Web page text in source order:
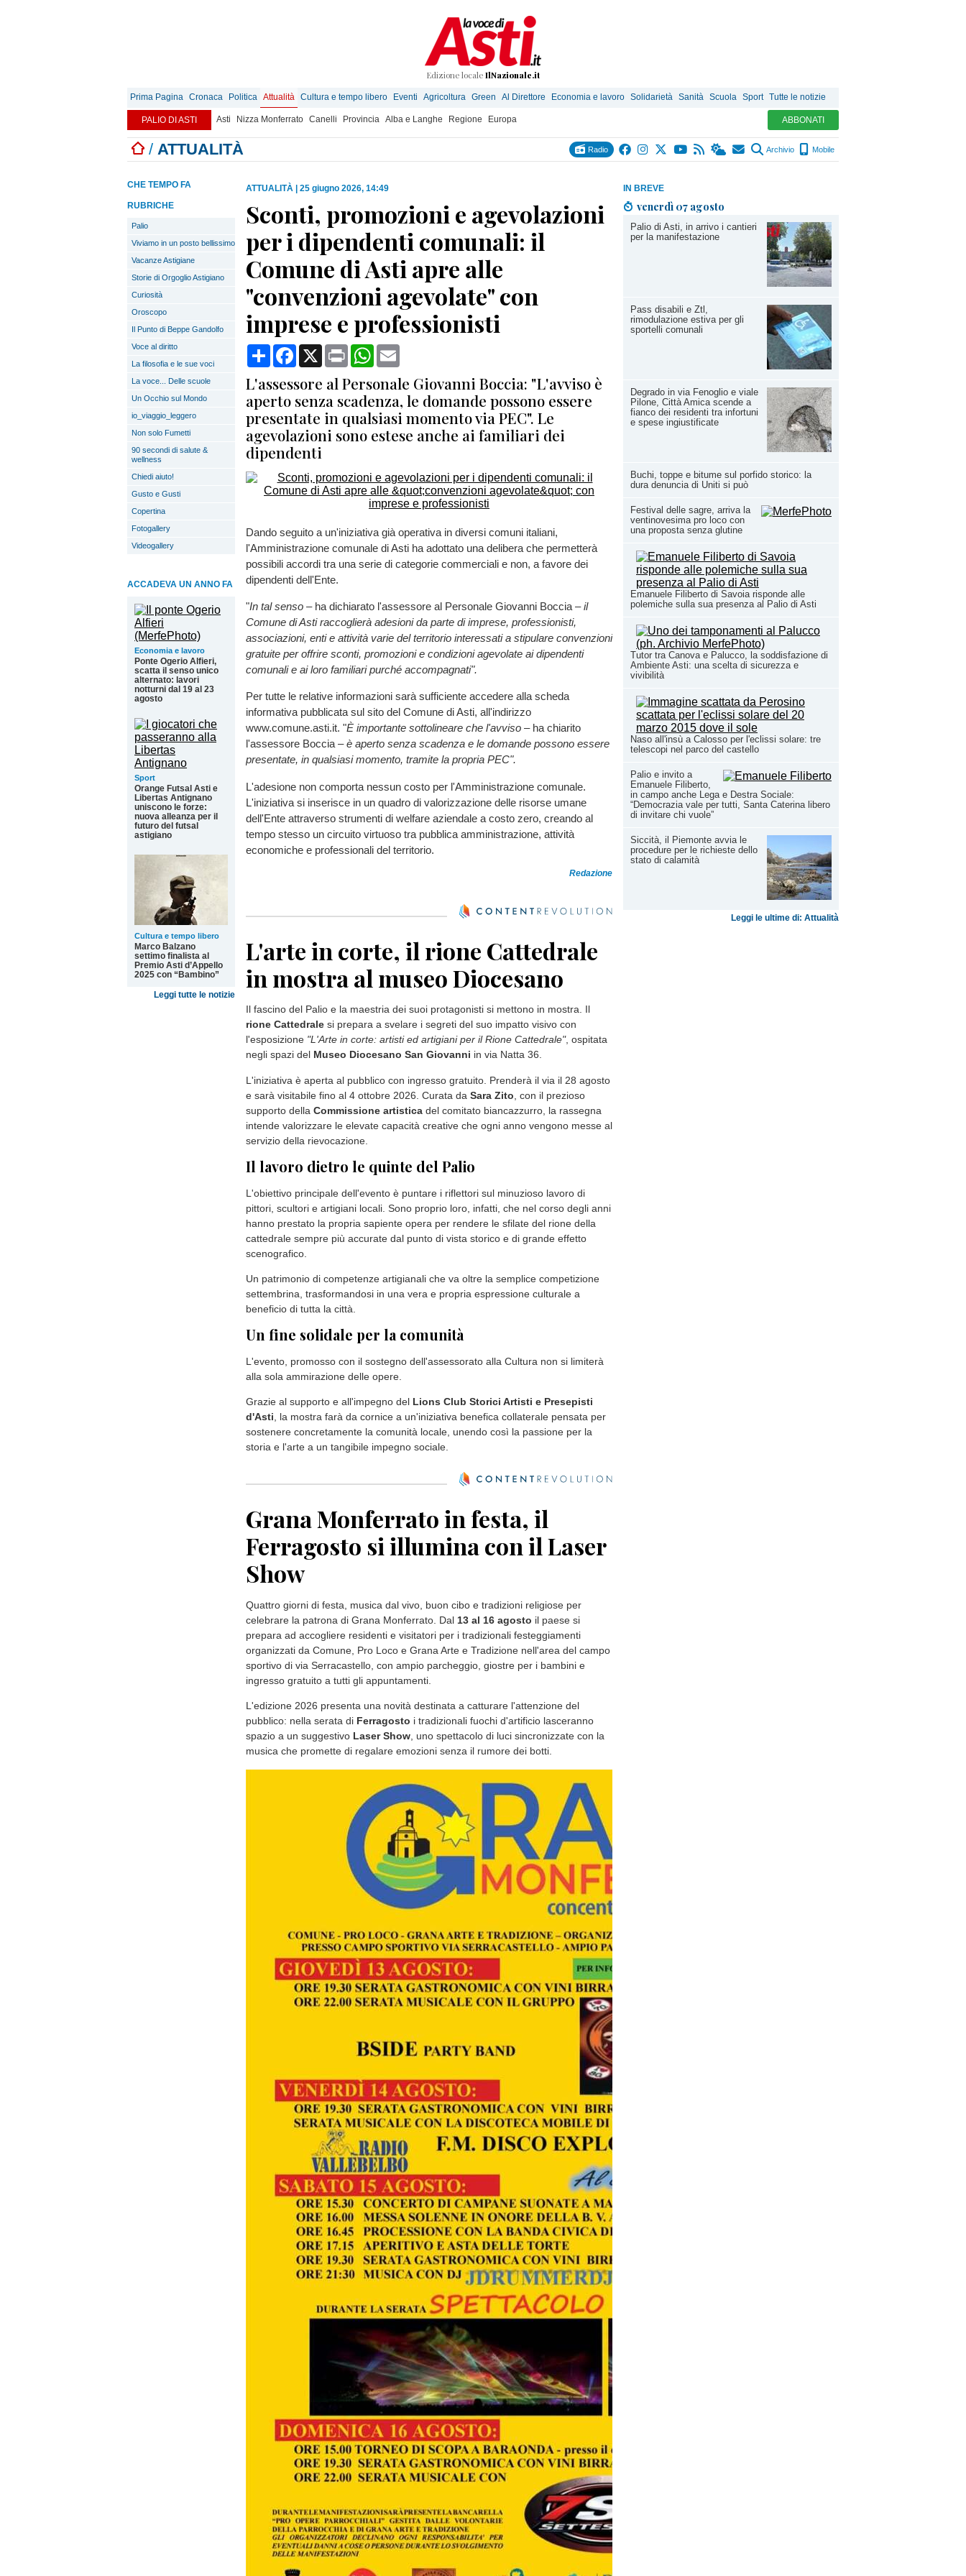
Edizione locale IlNazionale.it
Prima Pagina Cronaca Politica Attualità Cultura e tempo libero Eventi Agricoltura Green Al Direttore Economia e lavoro Solidarietà Sanità Scuola Sport Tutte le notizie
PALIO DI ASTI Asti Nizza Monferrato Canelli Provincia Alba e Langhe Regione Europa ABBONATI
/ ATTUALITÀ Radio Archivio Mobile
IN BREVE
venerdì 07 agosto
Palio di Asti, in arrivo i cantieri
per la manifestazione
Pass disabili e Ztl,
rimodulazione estiva per gli
sportelli comunali
Degrado in via Fenoglio e viale
Pilone, Città Amica scende a
fianco dei residenti tra infortuni
e spese ingiustificate
Buchi, toppe e bitume sul porfido storico: la
dura denuncia di Uniti si può
Festival delle sagre, arriva la
ventinovesima pro loco con
una proposta senza glutine
Emanuele Filiberto di Savoia risponde alle
polemiche sulla sua presenza al Palio di Asti
Tutor tra Canova e Palucco, la soddisfazione di
Ambiente Asti: una scelta di sicurezza e
vivibilità
Naso all'insù a Calosso per l'eclissi solare: tre
telescopi nel parco del castello
Palio e invito a
Emanuele Filiberto,
in campo anche Lega e Destra Sociale:
“Democrazia vale per tutti, Santa Caterina libero
di invitare chi vuole”
Siccità, il Piemonte avvia le
procedure per le richieste dello
stato di calamità
Leggi le ultime di: Attualità
CHE TEMPO FA
RUBRICHE
Palio
Viviamo in un posto bellissimo
Vacanze Astigiane
Storie di Orgoglio Astigiano
Curiosità
Oroscopo
Il Punto di Beppe Gandolfo
Voce al diritto
La filosofia e le sue voci
La voce... Delle scuole
Un Occhio sul Mondo
io_viaggio_leggero
Non solo Fumetti
90 secondi di salute &
wellness
Chiedi aiuto!
Gusto e Gusti
Copertina
Fotogallery
Videogallery
ACCADEVA UN ANNO FA
Economia e lavoro
Ponte Ogerio Alfieri,
scatta il senso unico
alternato: lavori
notturni dal 19 al 23
agosto
Sport
Orange Futsal Asti e
Libertas Antignano
uniscono le forze:
nuova alleanza per il
futuro del futsal
astigiano
Cultura e tempo libero
Marco Balzano
settimo finalista al
Premio Asti d’Appello
2025 con “Bambino”
Leggi tutte le notizie
ATTUALITÀ 25 giugno 2026, 14:49
Sconti, promozioni e agevolazioni
per i dipendenti comunali: il
Comune di Asti apre alle
"convenzioni agevolate" con
imprese e professionisti
CondividiFacebook
X Print WhatsApp
L'assessore al Personale Giovanni Boccia: "L'avviso è
aperto senza scadenza, le domande possono essere
presentate in qualsiasi momento via PEC". Le
agevolazioni sono estese anche ai familiari dei
dipendenti
Dando seguito a un'iniziativa già operativa in diversi comuni italiani,
l'Amministrazione comunale di Asti ha adottato una delibera che permetterà
possibili accordi tra una serie di categorie commerciali e non, a favore dei
dipendenti dell'Ente.
"In tal senso –ha dichiarato l'assessore al Personale Giovanni Boccia –il
Comune di Asti raccoglierà adesioni da parte di imprese, professionisti,
associazioni, enti e attività varie del territorio interessati a stipulare convenzioni
gratuite per offrire sconti, promozioni e condizioni agevolate ai dipendenti
comunali e ai loro familiari purché accompagnati".
Per tutte le relative informazioni sarà sufficiente accedere alla scheda
informativa pubblicata sul sito del Comune di Asti, all'indirizzo
www.comune.asti.it. "È importante sottolineare che l'avviso – ha chiarito
l'assessore Boccia –è aperto senza scadenza e le domande possono essere
presentate, in qualsiasi momento, tramite la propria PEC".
L'adesione non comporta nessun costo per l'Amministrazione comunale.
L'iniziativa si inserisce in un quadro di valorizzazione delle risorse umane
dell'Ente attraverso strumenti di welfare aziendale a costo zero, creando al
tempo stesso un circuito virtuoso tra pubblica amministrazione, attività
economiche e professionali del territorio.
Redazione
L'arte in corte, il rione Cattedrale
in mostra al museo Diocesano
Il fascino del Palio e la maestria dei suoi protagonisti si mettono in mostra. Il
rione Cattedrale si prepara a svelare i segreti del suo impatto visivo con
l'esposizione "L'Arte in corte: artisti ed artigiani per il Rione Cattedrale", ospitata
negli spazi del Museo Diocesano San Giovanni in via Natta 36.
L'iniziativa è aperta al pubblico con ingresso gratuito. Prenderà il via il 28 agosto
e sarà visitabile fino al 4 ottobre 2026. Curata da Sara Zito , con il prezioso
supporto della Commissione artistica del comitato biancazzurro, la rassegna
intende valorizzare le elevate capacità creative che ogni anno vengono messe al
servizio della rievocazione.
Il lavoro dietro le quinte del Palio
L'obiettivo principale dell'evento è puntare i riflettori sul minuzioso lavoro di
pittori, scultori e artigiani locali. Sono proprio loro, infatti, che nel corso degli anni
hanno prestato la propria sapiente opera per rendere le sfilate del rione della
cattedrale sempre più accurate dal punto di vista storico e di grande effetto
scenografico.
Un patrimonio di competenze artigianali che va oltre la semplice competizione
settembrina, trasformandosi in una vera e propria espressione culturale a
beneficio di tutta la città.
Un fine solidale per la comunità
L'evento, promosso con il sostegno dell'assessorato alla Cultura non si limiterà
alla sola ammirazione delle opere.
Grazie al supporto e all'impegno del Lions Club Storici Artisti e Presepisti
d'Asti, la mostra farà da cornice a un'iniziativa benefica collaterale pensata per
sostenere concretamente la comunità locale, unendo così la passione per la
storia e l'arte a un tangibile impegno sociale.
Grana Monferrato in festa, il
Ferragosto si illumina con il Laser
Show
Quattro giorni di festa, musica dal vivo, buon cibo e tradizioni religiose per
celebrare la patrona di Grana Monferrato. Dal 13 al 16 agosto il paese si
prepara ad accogliere residenti e visitatori per i tradizionali festeggiamenti
organizzati da Comune, Pro Loco e Grana Arte e Tradizione nell'area del campo
sportivo di via Serracastello, con ampio parcheggio, giostre per i bambini e
ingresso gratuito a tutti gli appuntamenti.
L'edizione 2026 presenta una novità destinata a catturare l'attenzione del
pubblico: nella serata di Ferragosto i tradizionali fuochi d'artificio lasceranno
spazio a un suggestivo Laser Show , uno spettacolo di luci sincronizzate con la
musica che promette di regalare emozioni senza il rumore dei botti.